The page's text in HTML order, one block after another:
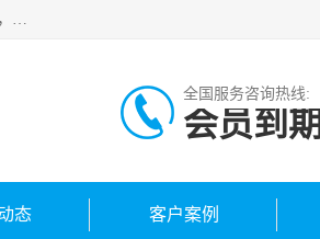
衡水宁瑞建材有限公司批量供应：水泥管、承插口水泥管，混凝土排水管，承插口水泥管，企口水泥管，钢承口水泥管，顶管，平口水泥管，水泥检查井，混凝土检查井，预制混凝土检查井，矩形检查井，圆形检查井等产品。
全国服务咨询热线:
会员到期
态 客户案例